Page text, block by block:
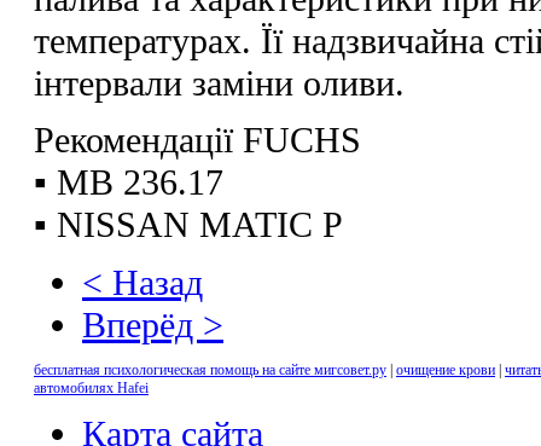
температурах. Її надзвичайна
інтервали заміни оливи.
Рекомендації FUCHS
▪ MB 236.17
▪ NISSAN MATIC P
< Назад
Вперёд >
бесплатная психологическая помощь на сайте мигсовет.ру очищение крови
автомобилях Hafei
Карта сайта